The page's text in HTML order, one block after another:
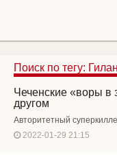
Поиск по тегу:
Чеченские «воры в
другом
Авторитетный
2022-01-29 21:15